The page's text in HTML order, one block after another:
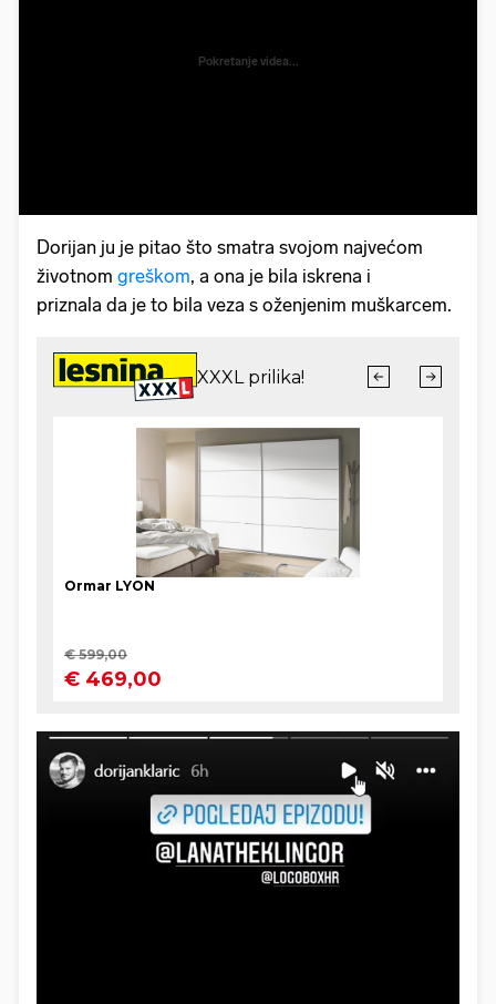
Pokretanje videa...
Dorijan ju je pitao što smatra svojom najvećom
životnom greškom, a ona je bila iskrena i
priznala da je to bila veza s oženjenim muškarcem.